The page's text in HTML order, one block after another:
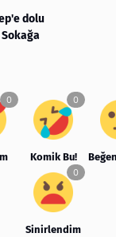
dolu
Sokağa
Komik Bu!
Sinirlendim